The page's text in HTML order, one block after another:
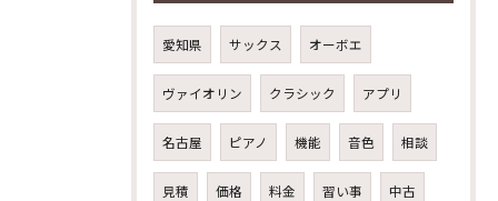
愛知県 サックス オーボエ
ヴァイオリン クラシック アプリ
名古屋 ピアノ 機能 音色 相談
見積 価格 料金 習い事 中古